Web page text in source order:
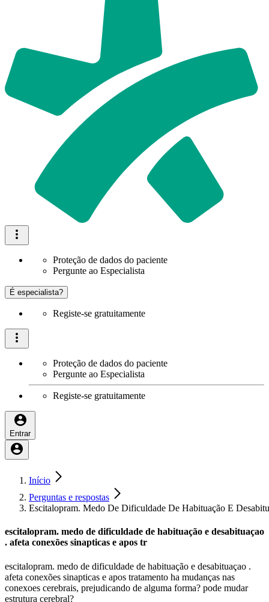
Proteção de dados do paciente
Pergunte ao Especialista
É especialista?
Registe-se gratuitamente
Proteção de dados do paciente
Pergunte ao Especialista
Registe-se gratuitamente
Entrar
Início
Perguntas e respostas
Escitalopram. Medo De Dificuldade De Habituação E
escitalopram. medo de dificuldade de habituação e desabituaçao
. afeta conexões sinapticas e apos tr
escitalopram. medo de dificuldade de habituação e desabituaçao .
afeta conexões sinapticas e apos tratamento ha mudanças nas
conexoes cerebrais, prejudicando de alguma forma? pode mudar
estrutura cerebral?